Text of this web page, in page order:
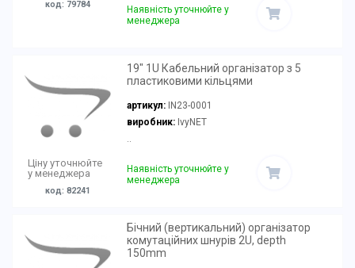
код: 79784
Наявність уточнюйте у
менеджера
Ціну уточнюйте
у менеджера
код: 82241
19" 1U Кабельний організатор з 5
пластиковими кільцями
артикул: IN23-0001
виробник:IvyNET
..
Наявність уточнюйте у
менеджера
Бічний (вертикальний) організатор
комутаційних шнурів 2U, depth
150mm